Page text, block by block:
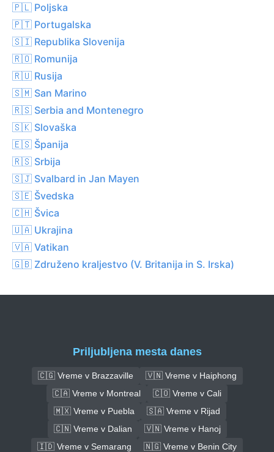
🇵🇱 Poljska
🇵🇹 Portugalska
🇸🇮 Republika Slovenija
🇷🇴 Romunija
🇷🇺 Rusija
🇸🇲 San Marino
🇷🇸 Serbia and Montenegro
🇸🇰 Slovaška
🇪🇸 Španija
🇷🇸 Srbija
🇸🇯 Svalbard in Jan Mayen
🇸🇪 Švedska
🇨🇭 Švica
🇺🇦 Ukrajina
🇻🇦 Vatikan
🇬🇧 Združeno kraljestvo (V. Britanija in S. Irska)
Priljubljena mesta danes
🇨🇬 Vreme v Brazzaville
🇻🇳 Vreme v Haiphong
🇨🇦 Vreme v Montreal
🇨🇴 Vreme v Cali
🇲🇽 Vreme v Puebla
🇸🇦 Vreme v Rijad
🇨🇳 Vreme v Dalian
🇻🇳 Vreme v Hanoj
🇮🇩 Vreme v Semarang
🇳🇬 Vreme v Benin City